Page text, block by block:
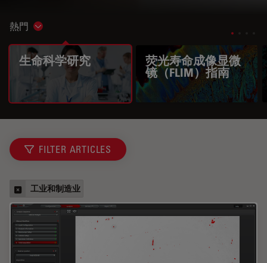
熱門 Show subnavigation
生命科学研究
荧光寿命成像显微
镜（FLIM）指南
FILTER ARTICLES
工业和制造业